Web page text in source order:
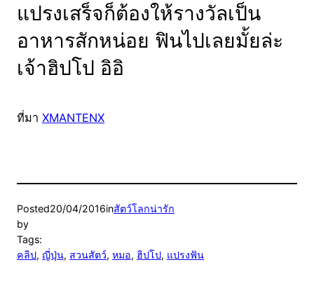
แปรงเสร็จก็ต้องให้รางวัลเป็น
อาหารสักหน่อย ฟินไปเลยมั้ยล่ะ
เจ้าฮิปโป อิอิ
ที่มา XMANTENX
Posted20/04/2016inสัตว์โลกน่ารัก
by
Tags:
คลิป, ญี่ปุ่น, สวนสัตว์, หมอ, ฮิปโป, แปรงฟัน